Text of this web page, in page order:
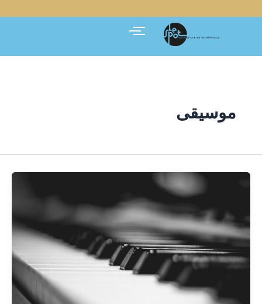
إلى
موسيقى